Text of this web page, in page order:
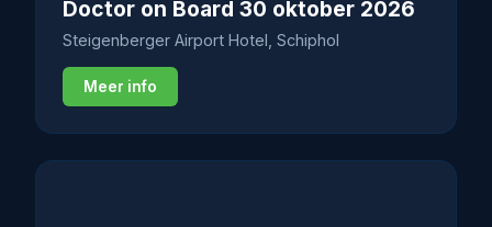
Doctor on Board 30 oktober 2026
Steigenberger Airport Hotel, Schiphol
Meer info